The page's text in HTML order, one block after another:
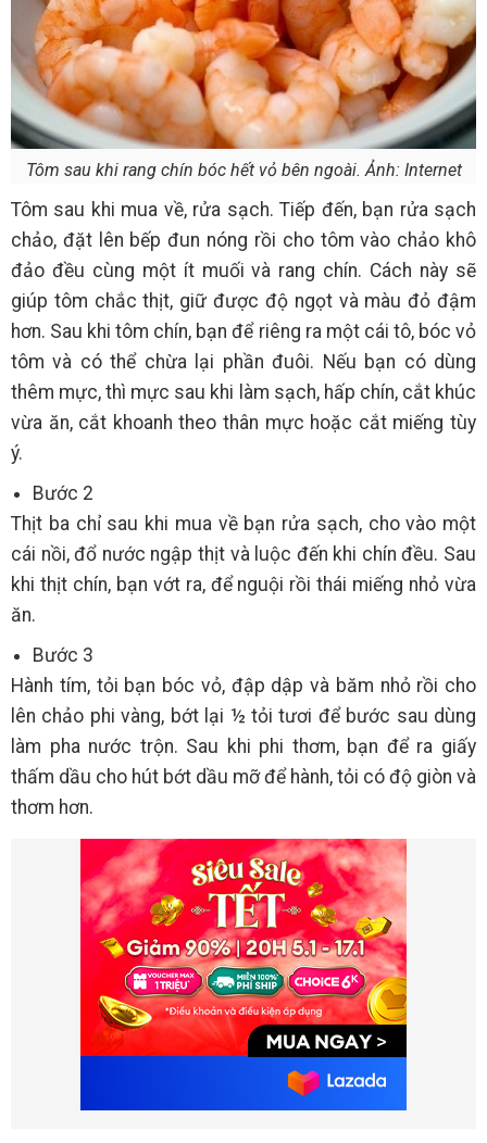
Tôm sau khi rang chín bóc hết vỏ bên ngoài. Ảnh: Internet
Tôm sau khi mua về, rửa sạch. Tiếp đến, bạn rửa sạch
chảo, đặt lên bếp đun nóng rồi cho tôm vào chảo khô
đảo đều cùng một ít muối và rang chín. Cách này sẽ
giúp tôm chắc thịt, giữ được độ ngọt và màu đỏ đậm
hơn. Sau khi tôm chín, bạn để riêng ra một cái tô, bóc vỏ
tôm và có thể chừa lại phần đuôi. Nếu bạn có dùng
thêm mực, thì mực sau khi làm sạch, hấp chín, cắt khúc
vừa ăn, cắt khoanh theo thân mực hoặc cắt miếng tùy
ý.
Bước 2
Thịt ba chỉ sau khi mua về bạn rửa sạch, cho vào một
cái nồi, đổ nước ngập thịt và luộc đến khi chín đều. Sau
khi thịt chín, bạn vớt ra, để nguội rồi thái miếng nhỏ vừa
ăn.
Bước 3
Hành tím, tỏi bạn bóc vỏ, đập dập và băm nhỏ rồi cho
lên chảo phi vàng, bớt lại ½ tỏi tươi để bước sau dùng
làm pha nước trộn. Sau khi phi thơm, bạn để ra giấy
thấm dầu cho hút bớt dầu mỡ để hành, tỏi có độ giòn và
thơm hơn.